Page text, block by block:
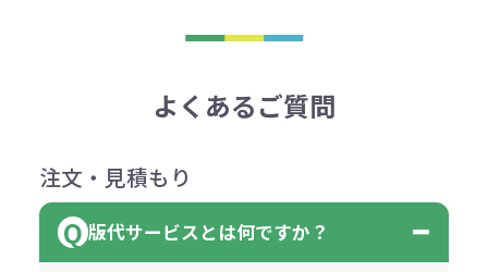
よくあるご質問
注文・見積もり
版代サービスとは何ですか？